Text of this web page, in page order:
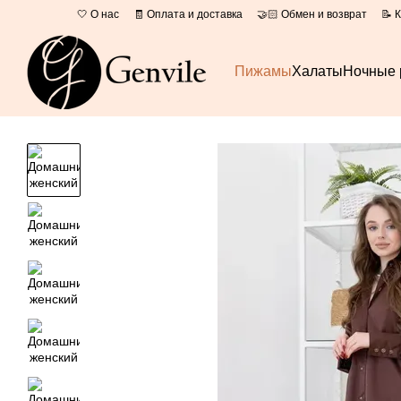
Перейти к основному контенту
🤍 О нас 🧾 Оплата и доставка 🤝🏻 Обмен и возврат
📝
ПижамыХалатыНочные